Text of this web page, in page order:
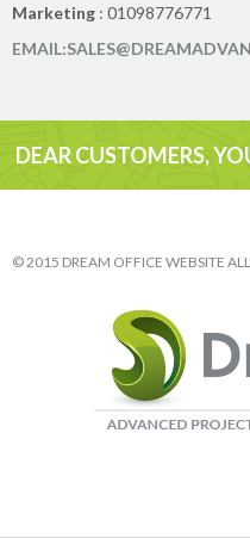
Marketing : 01098776771
DEAR CUSTOMERS,
© 2015 DREAM OFFICE WEBSITE ALL